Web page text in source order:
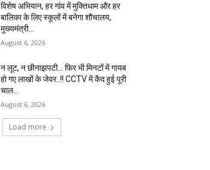
विशेष अभियान, हर गांव में मुक्तिधाम और हर
बालिका के लिए स्कूलों में बनेगा शौचालय,
मुख्यमंत्री...
August 6, 2026
न लूट, न छीनाझपटी… फिर भी मिनटों में गायब
हो गए लाखों के जेवर..!! CCTV में कैद हुई पूरी
चाल…
August 6, 2026
Load more